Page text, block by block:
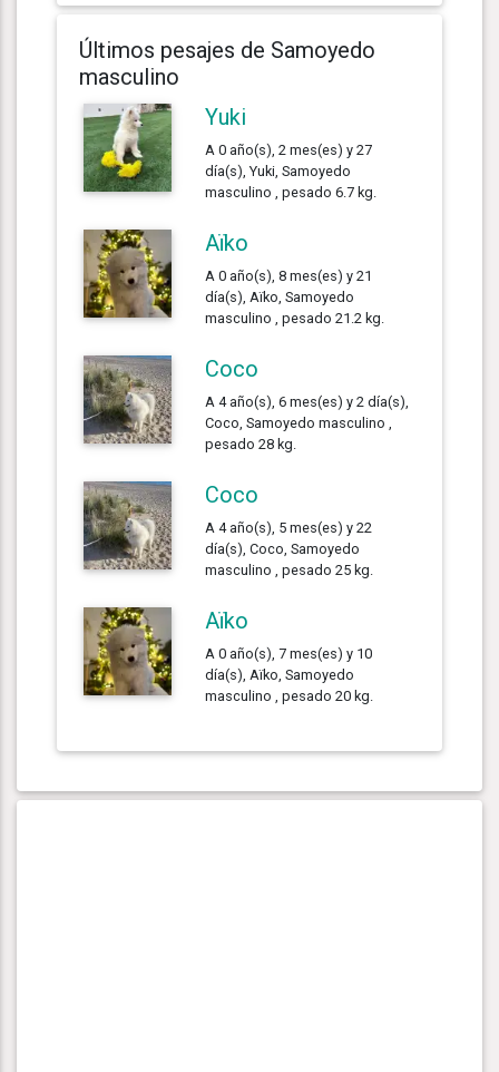
Últimos pesajes de Samoyedo
masculino
Yuki
A 0 año(s), 2 mes(es) y 27
día(s), Yuki, Samoyedo
masculino , pesado 6.7 kg.
Aïko
A 0 año(s), 8 mes(es) y 21
día(s), Aïko, Samoyedo
masculino , pesado 21.2 kg.
Coco
A 4 año(s), 6 mes(es) y 2 día(s),
Coco, Samoyedo masculino ,
pesado 28 kg.
Coco
A 4 año(s), 5 mes(es) y 22
día(s), Coco, Samoyedo
masculino , pesado 25 kg.
Aïko
A 0 año(s), 7 mes(es) y 10
día(s), Aïko, Samoyedo
masculino , pesado 20 kg.